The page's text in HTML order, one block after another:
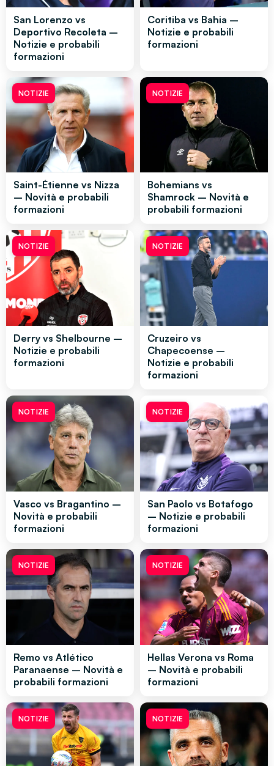
San Lorenzo vs
Deportivo Recoleta –
Notizie e probabili
formazioni
Coritiba vs Bahia –
Notizie e probabili
formazioni
NOTIZIE
Saint-Étienne vs Nizza
– Novità e probabili
formazioni
NOTIZIE
Bohemians vs
Shamrock – Novità e
probabili formazioni
NOTIZIE
Derry vs Shelbourne –
Notizie e probabili
formazioni
NOTIZIE
Cruzeiro vs
Chapecoense –
Notizie e probabili
formazioni
NOTIZIE
Vasco vs Bragantino –
Novità e probabili
formazioni
NOTIZIE
San Paolo vs Botafogo
– Notizie e probabili
formazioni
NOTIZIE
Remo vs Atlético
Paranaense – Novità e
probabili formazioni
NOTIZIE
Hellas Verona vs Roma
– Novità e probabili
formazioni
NOTIZIE NOTIZIE